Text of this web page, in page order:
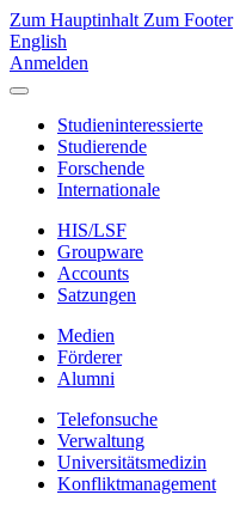
Zum Hauptinhalt Zum Footer
English
Anmelden
Studieninteressierte
Studierende
Forschende
Internationale
HIS/LSF
Groupware
Accounts
Satzungen
Medien
Förderer
Alumni
Telefonsuche
Verwaltung
Universitätsmedizin
Konfliktmanagement